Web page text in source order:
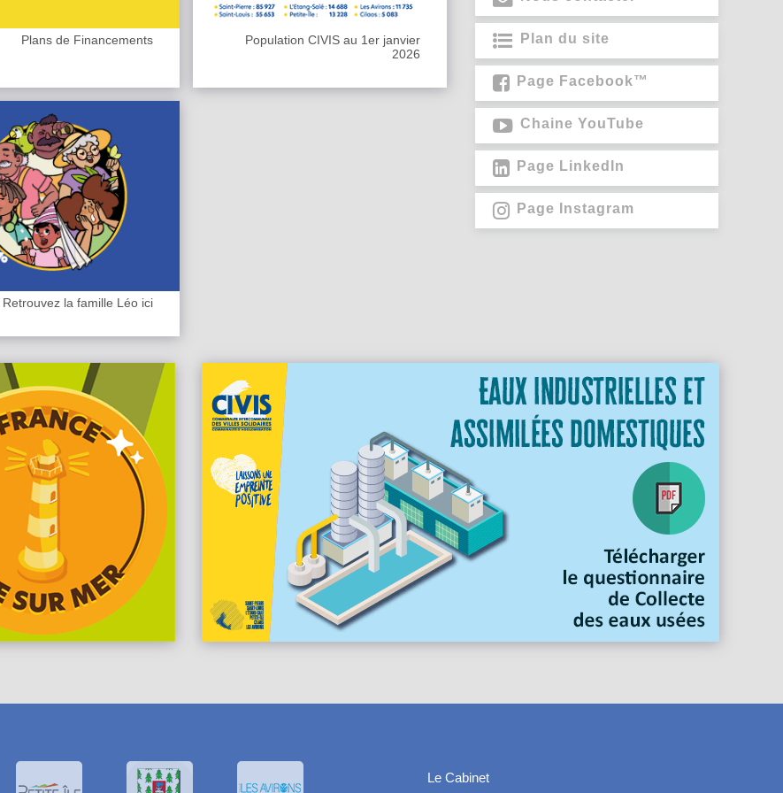
Plans de Financements
Population CIVIS au 1er janvier
2026
Retrouvez la famille Léo ici
Plan du site
Page Facebook™
Chaine YouTube
Page LinkedIn
Page Instagram
Le Cabinet